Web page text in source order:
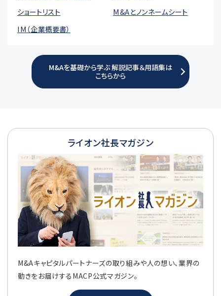
ショートリスト
M&Aとノンネームシート
IM（企業概要書）
M&Aを基礎から学ぶ 解説記事＆用語集は
こちらから
ライオン社長マガジン
M&Aキャピタルパートナーズの取り組みや人の想い、業界の
動きをお届けするMACP公式マガジン。